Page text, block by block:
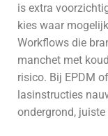
is extra
kies waar
Workflows die
manchet met
risico. Bij EPDM
lasinstructies
ondergrond,